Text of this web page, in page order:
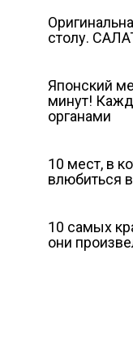
столу.
Японский
минут!
органами
10 мест, в
влюбиться
10 самых
они